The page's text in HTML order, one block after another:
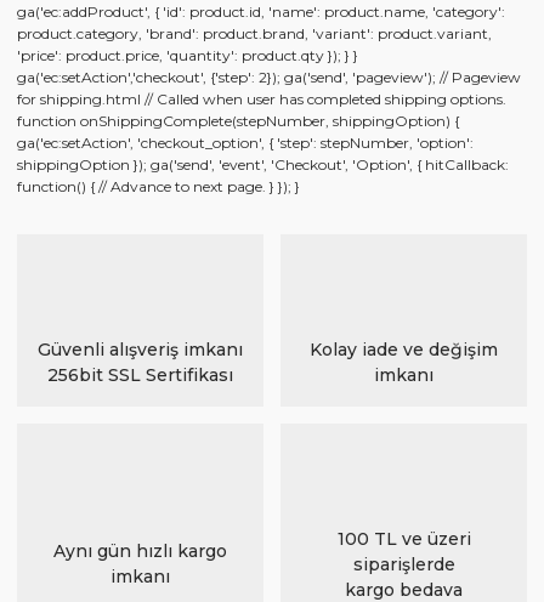
ga('ec:addProduct', { 'id': product.id, 'name': product.name, 'category':
product.category, 'brand': product.brand, 'variant': product.variant,
'price': product.price, 'quantity': product.qty }); } }
ga('ec:setAction','checkout', {'step': 2}); ga('send', 'pageview'); // Pageview
for shipping.html // Called when user has completed shipping options.
function onShippingComplete(stepNumber, shippingOption) {
ga('ec:setAction', 'checkout_option', { 'step': stepNumber, 'option':
shippingOption }); ga('send', 'event', 'Checkout', 'Option', { hitCallback:
function() { // Advance to next page. } }); }
Güvenli alışveriş imkanı
256bit SSL Sertifikası
Kolay iade ve değişim
imkanı
Aynı gün hızlı kargo
imkanı
100 TL ve üzeri
siparişlerde
kargo bedava